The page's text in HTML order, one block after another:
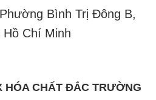
Bình Trị Đông B,
Hồ Chí Minh
HÓA CHẤT ĐẮC TRƯỜNG